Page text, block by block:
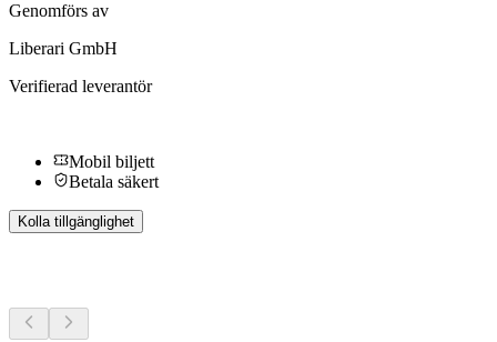
Genomförs av
Liberari GmbH
Verifierad leverantör
Mobil biljett
Betala säkert
Kolla tillgänglighet